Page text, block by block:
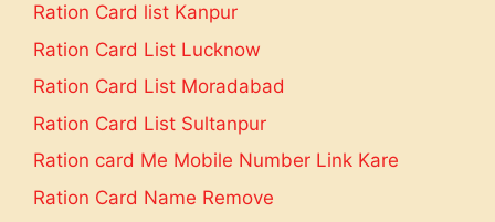
Ration Card list Kanpur
Ration Card List Lucknow
Ration Card List Moradabad
Ration Card List Sultanpur
Ration card Me Mobile Number Link Kare
Ration Card Name Remove